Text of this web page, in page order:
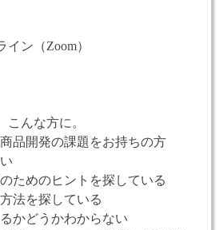
ン（Zoom）
んな方に。
品開発の課題をお持ちの方
めのヒントを探している
法を探している
どうかわからない